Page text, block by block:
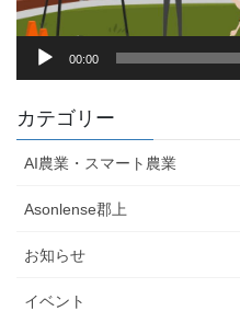
00:00
カテゴリー
AI農業・スマート農業
Asonlense郡上
お知らせ
イベント